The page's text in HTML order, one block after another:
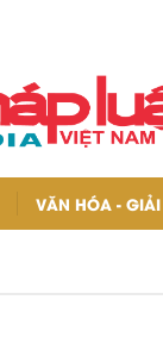
VĂN HÓA - GIẢI